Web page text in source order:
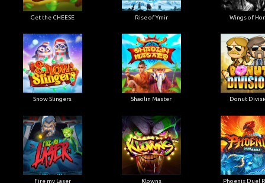
Get the CHEESE Rise of Ymir Wings of
Snow Slingers Shaolin Master Donut
Fire my Laser Klowns Phoenix Duel